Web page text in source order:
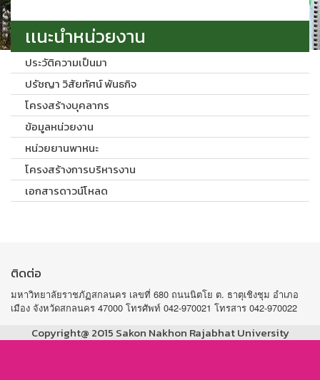
เเนะนำหน่วยงาน
ประวัติความเป็นมา
ปรัชญา วิสัยทัศน์ พันธกิจ
โครงสร้างบุคลากร
ข้อมูลหน่วยงาน
หน่วยยานพาหนะ
โครงสร้างการบริหารงาน
เอกสารดาวน์โหลด
ติดต่อ
มหาวิทยาลัยราชภัฏสกลนคร เลขที่ 680 ถนนนิตโย ต. ธาตุเชิงชุม อำเภอ
เมือง จังหวัดสกลนคร 47000 โทรศัพท์ 042-970021 โทรสาร 042-970022
Copyright@ 2015 Sakon Nakhon Rajabhat University